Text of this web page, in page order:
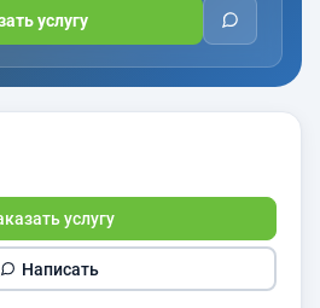
услугу
услугу
Написать